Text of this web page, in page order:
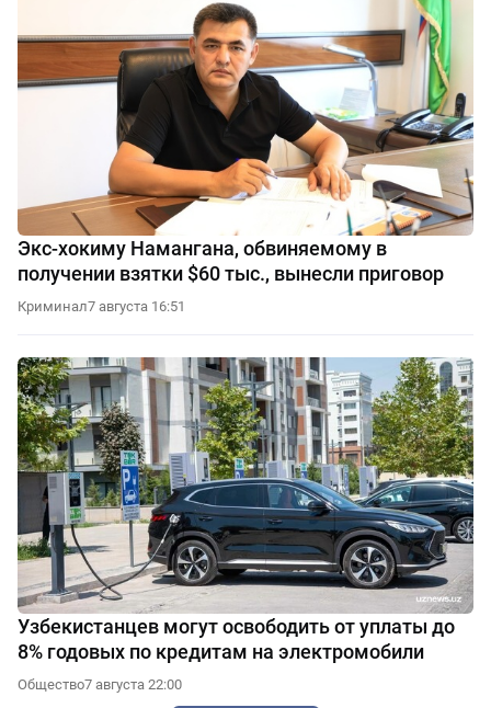
Экс-хокиму Намангана, обвиняемому в
получении взятки $60 тыс., вынесли приговор
Криминал7 августа 16:51
Узбекистанцев могут освободить от уплаты до
8% годовых по кредитам на электромобили
Общество7 августа 22:00